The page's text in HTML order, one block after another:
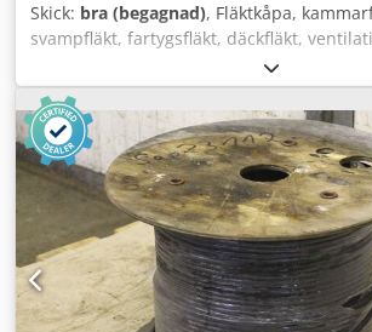
Skick: bra (begagnad), Fläktkåpa,
svampfläkt, fartygsfläkt, däckfläkt,
svampformad kåpa för ventilation,
ventilationsspjäll, ventilationsanläggning,
utsugningsanläggning,
formstycken, jalusispjäll, backspjäll,
svampformad kåpa. -Tillverkare: WMW,
DN 80 GL 37081-86 HH Dksdpsirf Ensfx Al
2576 ND10-NW80/88 -Bultcirkel Ø 160 x
kåpor tillgängliga -Pris: per styck -Mått:
Vikt: 12,2 kg/st.